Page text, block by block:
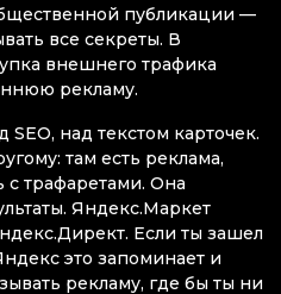
публикации —
все секреты. В
внешнего трафика
рекламу.
над текстом карточек.
там есть реклама,
трафаретами. Она
Яндекс.Маркет
Если ты зашел
это запоминает и
рекламу, где бы ты ни